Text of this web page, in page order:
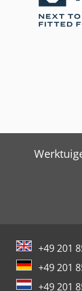
+49 201
+49 201
+49 201